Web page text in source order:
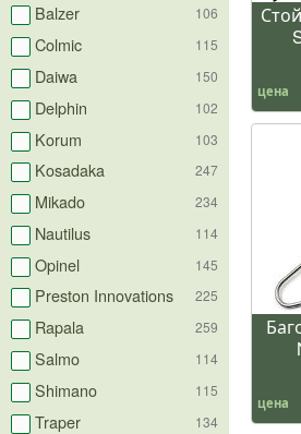
цена
цена
Balzer
106
Colmic 115
Daiwa 150
Delphin 102
Korum 103
Kosadaka 247
Mikado 234
Nautilus 114
Opinel 145
Preston Innovations 225
Rapala 259
Salmo 114
Shimano 115
Traper 134